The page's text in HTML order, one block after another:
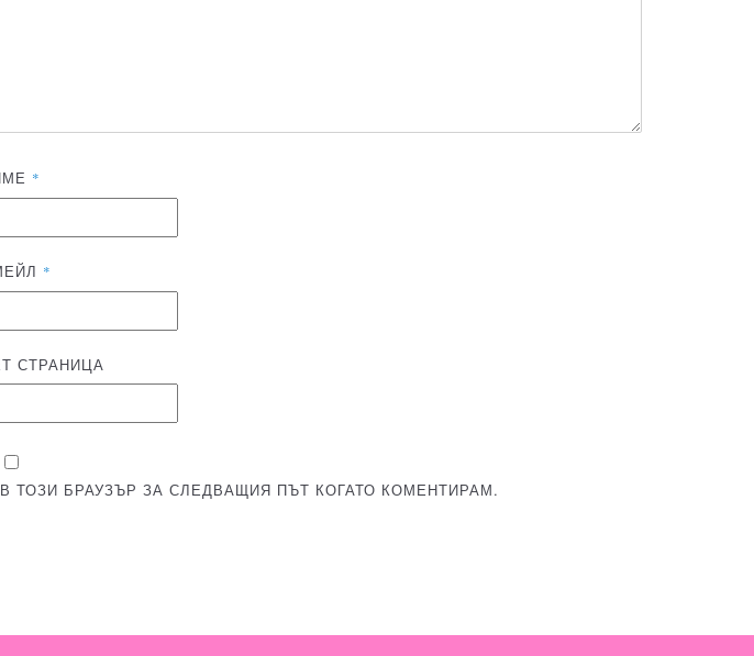
*
*
СТРАНИЦА
БРАУЗЪР ЗА СЛЕДВАЩИЯ ПЪТ КОГАТО КОМЕНТИРАМ.